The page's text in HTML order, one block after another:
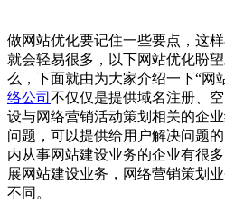
做网站优化要记住一些要点，这
就会轻易很多，以下网站优化盼
么，下面就由为大家介绍一下“网
络公司 不仅仅是提供域名注册、
设与网络营销活动策划相关的企
问题，可以提供给用户解决问题
内从事网站建设业务的企业有很
展网站建设业务，网络营销策划
不同。